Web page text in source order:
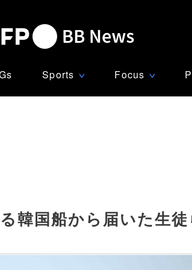
Sports ∨ Focus ∨
韓国船から届いた生